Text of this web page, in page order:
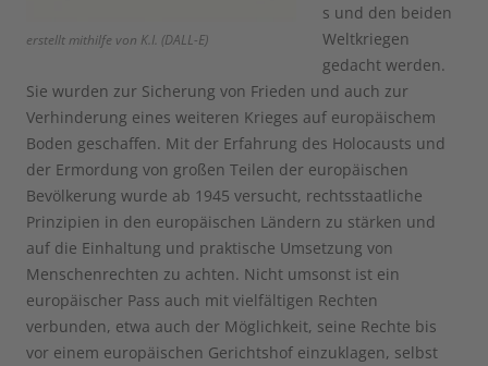
erstellt mithilfe von K.I. (DALL-E)
s und den beiden
Weltkriegen
gedacht werden.
Sie wurden zur Sicherung von Frieden und auch zur
Verhinderung eines weiteren Krieges auf europäischem
Boden geschaffen. Mit der Erfahrung des Holocausts und
der Ermordung von großen Teilen der europäischen
Bevölkerung wurde ab 1945 versucht, rechtsstaatliche
Prinzipien in den europäischen Ländern zu stärken und
auf die Einhaltung und praktische Umsetzung von
Menschenrechten zu achten. Nicht umsonst ist ein
europäischer Pass auch mit vielfältigen Rechten
verbunden, etwa auch der Möglichkeit, seine Rechte bis
vor einem europäischen Gerichtshof einzuklagen, selbst